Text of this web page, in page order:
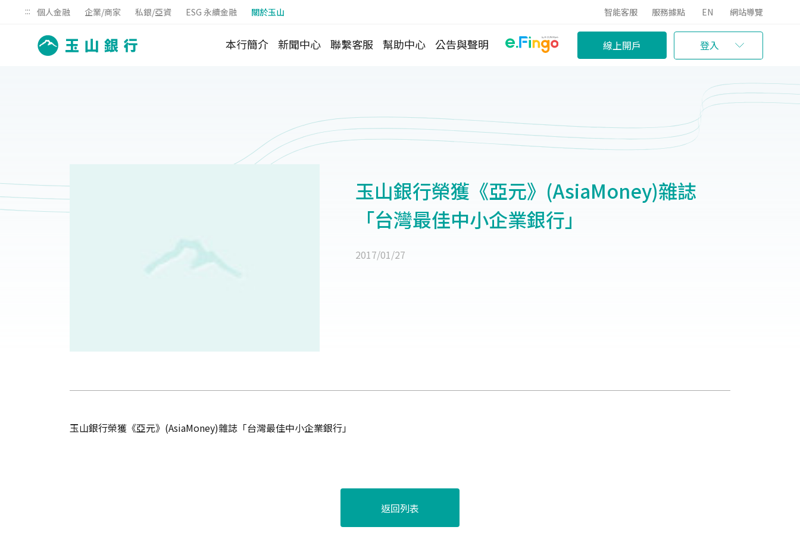
::: 個人金融 企業/商家 私銀/亞資 ESG 永續金融 關於玉山 智能客服 服務據點 EN 網站導覽
本行簡介 新聞中心 聯繫客服 幫助中心 公告與聲明 線上開戶 登入
玉山銀行榮獲《亞元》(AsiaMoney)雜誌
「台灣最佳中小企業銀行」
2017/01/27
玉山銀行榮獲《亞元》(AsiaMoney)雜誌「台灣最佳中小企業銀行」
返回列表